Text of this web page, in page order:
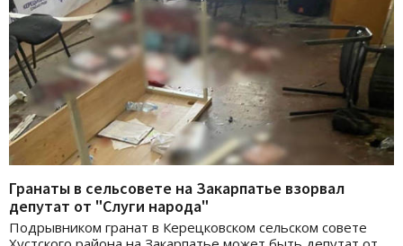
Гранаты в сельсовете на Закарпатье взорвал
депутат от "Слуги народа"
Подрывником гранат в Керецковском сельском совете